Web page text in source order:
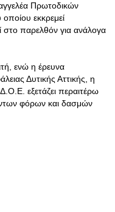
Πρωτοδικών
εκκρεμεί
στο παρελθόν για ανάλογα
ενώ η έρευνα
Δυτικής Αττικής, η
εξετάζει περαιτέρω
φόρων και δασμών